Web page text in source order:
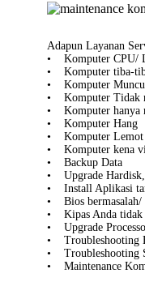
Adapun Layanan
• Komputer CPU/
• Komputer tiba-
• Komputer
• Komputer Tidak
• Komputer hanya
• Komputer Hang
• Komputer Lemot
• Komputer kena
• Backup Data
• Upgrade
• Install Aplikasi
• Bios bermasalah/
• Kipas Anda tidak
• Upgrade
• Troubleshooting
• Troubleshooting
• Maintenance